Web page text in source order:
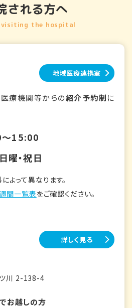
される方へ
visiting the hospital
地域医療連携室
療機関等からの紹介予約制に
15:00
曜・祝日
よって異なります。
間一覧表をご確認ください。
詳しく見る
川 2-138-4
お越しの方